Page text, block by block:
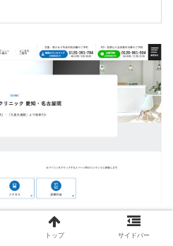
メンズライフクリニック愛知・名古
トップ サイドバー